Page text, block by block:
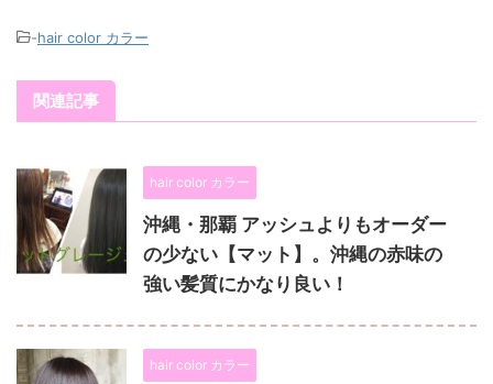
-hair color カラー
関連記事
hair color カラー
沖縄・那覇 アッシュよりもオーダー
の少ない【マット】。沖縄の赤味の
強い髪質にかなり良い！
hair color カラー